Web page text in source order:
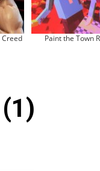
Creed
Paint the Town